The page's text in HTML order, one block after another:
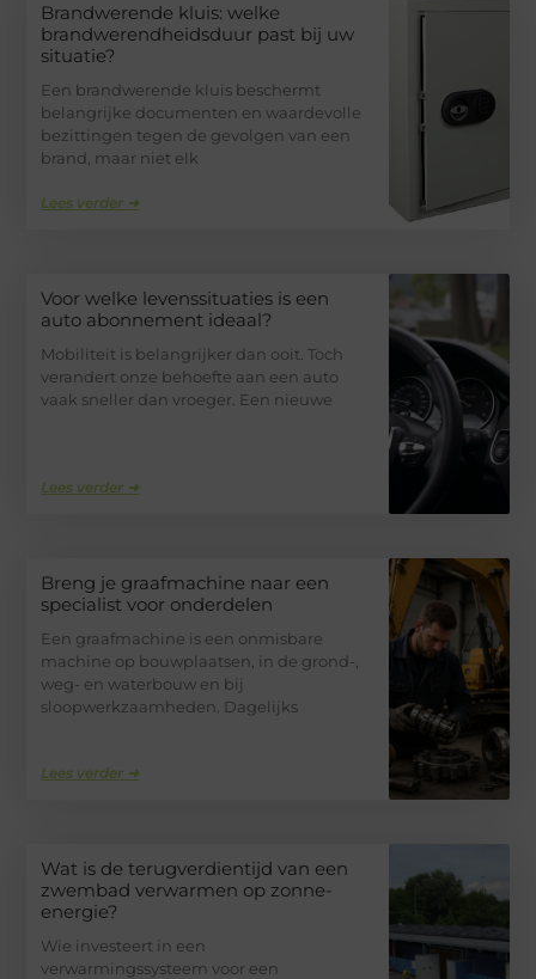
Brandwerende kluis: welke
brandwerendheidsduur past bij uw
situatie?
Een brandwerende kluis beschermt
belangrijke documenten en waardevolle
bezittingen tegen de gevolgen van een
brand, maar niet elk
Lees verder ➜
Voor welke levenssituaties is een
auto abonnement ideaal?
Mobiliteit is belangrijker dan ooit. Toch
verandert onze behoefte aan een auto
vaak sneller dan vroeger. Een nieuwe
Lees verder ➜
Breng je graafmachine naar een
specialist voor onderdelen
Een graafmachine is een onmisbare
machine op bouwplaatsen, in de grond-,
weg- en waterbouw en bij
sloopwerkzaamheden. Dagelijks
Lees verder ➜
Wat is de terugverdientijd van een
zwembad verwarmen op zonne-
energie?
Wie investeert in een
verwarmingssysteem voor een